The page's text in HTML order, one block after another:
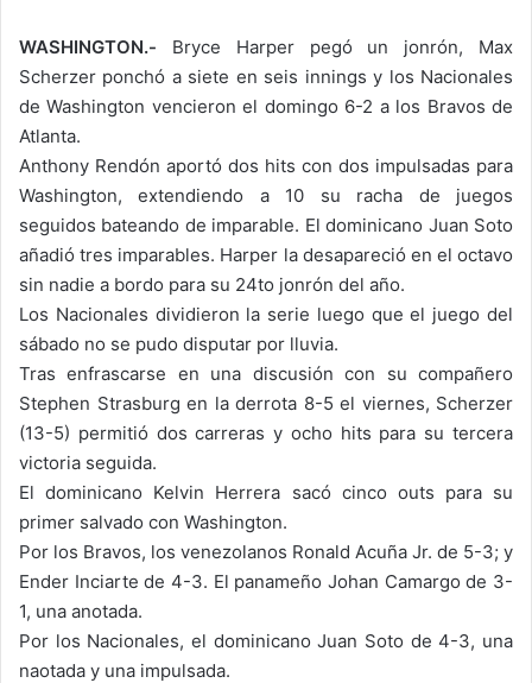
WASHINGTON.- Bryce Harper pegó un jonrón, Max
Scherzer ponchó a siete en seis innings y los Nacionales
de Washington vencieron el domingo 6-2 a los Bravos de
Atlanta.
Anthony Rendón aportó dos hits con dos impulsadas para
Washington, extendiendo a 10 su racha de juegos
seguidos bateando de imparable. El dominicano Juan Soto
añadió tres imparables. Harper la desapareció en el octavo
sin nadie a bordo para su 24to jonrón del año.
Los Nacionales dividieron la serie luego que el juego del
sábado no se pudo disputar por lluvia.
Tras enfrascarse en una discusión con su compañero
Stephen Strasburg en la derrota 8-5 el viernes, Scherzer
(13-5) permitió dos carreras y ocho hits para su tercera
victoria seguida.
El dominicano Kelvin Herrera sacó cinco outs para su
primer salvado con Washington.
Por los Bravos, los venezolanos Ronald Acuña Jr. de 5-3; y
Ender Inciarte de 4-3. El panameño Johan Camargo de 3-
1, una anotada.
Por los Nacionales, el dominicano Juan Soto de 4-3, una
naotada y una impulsada.